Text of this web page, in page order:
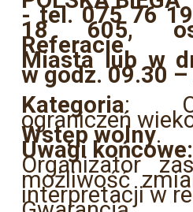
- tel. 075 76
18 605,
Referacie
Miasta lub w
w godz. 09.30 –
Kategoria:
ograniczeń
Wstęp wolny.
Uwagi końcowe:
Organizator
możliwość
interpretacji w